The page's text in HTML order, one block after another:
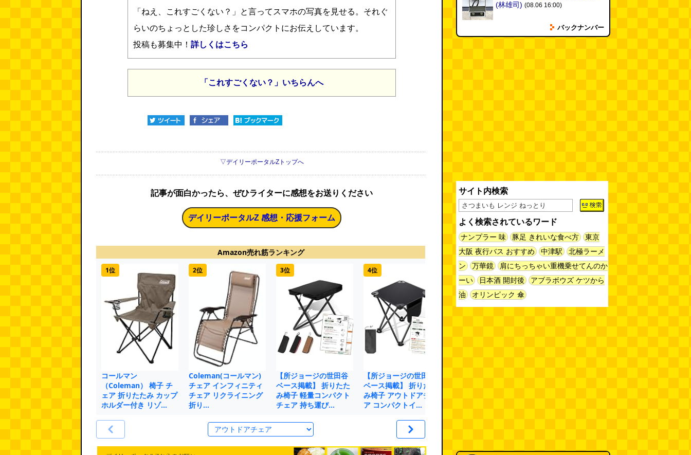
「ねえ、これすごくない？」と言ってスマホの写真を見せる。それぐ
らいのちょっとした珍しさをコンパクトにお伝えしています。
投稿も募集中！ 詳しくはこちら
「これすごくない？」いちらんへ
▽デイリーポータルZトップへ
記事が面白かったら、ぜひライターに感想をお送りください
デイリーポータルZ 感想・応援フォーム
Amazon売れ筋ランキング
1位
コールマン
（Coleman） 椅子 チ
ェア 折りたたみ カップ
ホルダー付き リゾ…
2位
Coleman(コールマン)
チェア インフィニティ
チェア リクライニング
折り…
3位
【所ジョージの世田谷
ベース掲載】 折りたた
み椅子 軽量コンパクト
チェア 持ち運び…
4位
【所ジョージの世田谷
ベース掲載】 折りたた
み椅子 アウトドアチェ
ア コンパクトイ…
5位 6位
(林雄司) (08.06 16:00)
姉がはまったガムランに自分もは
ヘアスタイルが3Dになっている
美容室の看板 (読者投稿)
(08.05
16:00)
皿に乗った豚バラブロックの指輪
(べつやく れい) (08.05 16:00)
フエラムネをさらに笛っぽくした
らホイッスルになりました(爲房
新太朗) (08.05 11:00)
バックナンバー
サイト内検索
よく検索されているワード
ナンプラー 味 豚足 きれいな食べ方
東京
大阪 夜行バス おすすめ
中津駅
北極ラーメ
ン
万華鏡
肩にちっちゃい重機乗せてんのか
ーい
日本酒 開封後
アブラボウズ ケツから
油
オリンピック 傘